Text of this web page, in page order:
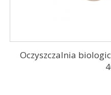
Oczyszczalnia